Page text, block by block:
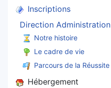
Inscriptions
Direction Administration
Notre histoire
Le cadre de vie
Parcours de la Réussite
Hébergement